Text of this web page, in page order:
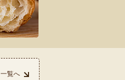
一覧へ